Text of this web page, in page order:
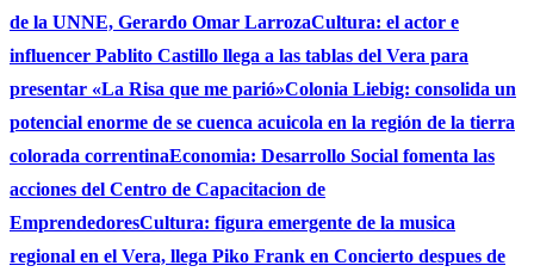
de la UNNE, Gerardo Omar LarrozaCultura: el actor e
influencer Pablito Castillo llega a las tablas del Vera para
presentar «La Risa que me parió»Colonia Liebig: consolida un
potencial enorme de se cuenca acuicola en la región de la tierra
colorada correntinaEconomia: Desarrollo Social fomenta las
acciones del Centro de Capacitacion de
EmprendedoresCultura: figura emergente de la musica
regional en el Vera, llega Piko Frank en Concierto despues de